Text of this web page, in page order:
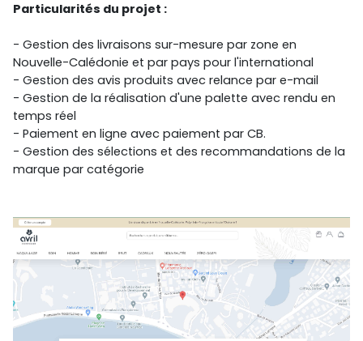
Particularités du projet :
- Gestion des livraisons sur-mesure par zone en
Nouvelle-Calédonie et par pays pour l'international
- Gestion des avis produits avec relance par e-mail
- Gestion de la réalisation d'une palette avec rendu en
temps réel
- Paiement en ligne avec paiement par CB.
- Gestion des sélections et des recommandations de la
marque par catégorie